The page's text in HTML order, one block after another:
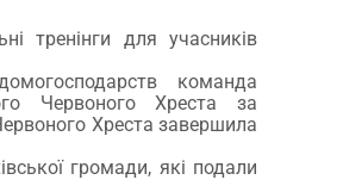
тренінги для учасників
команда
Червоного Хреста за
Хреста завершила
громади, які подали